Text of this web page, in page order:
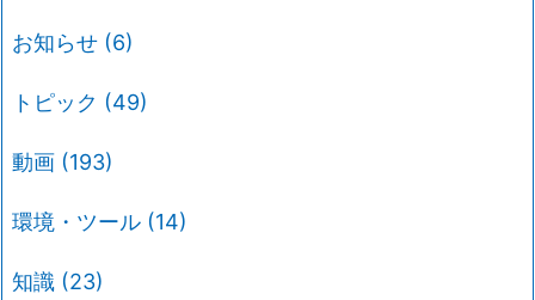
お知らせ (6)
トピック (49)
動画 (193)
環境・ツール (14)
知識 (23)